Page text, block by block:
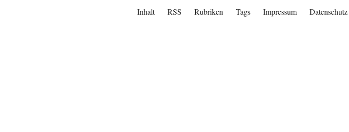
Inhalt RSS Rubriken Tags Impressum Datenschutz